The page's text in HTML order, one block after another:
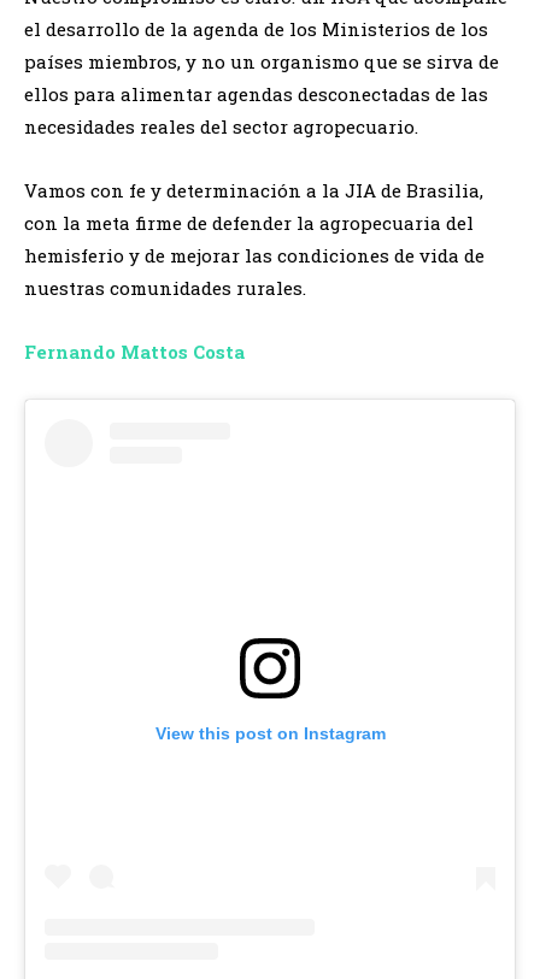
el desarrollo de la agenda de los Ministerios de los
países miembros, y no un organismo que se sirva de
ellos para alimentar agendas desconectadas de las
necesidades reales del sector agropecuario.
Vamos con fe y determinación a la JIA de Brasilia,
con la meta firme de defender la agropecuaria del
hemisferio y de mejorar las condiciones de vida de
nuestras comunidades rurales.
Fernando Mattos Costa
View this post on Instagram